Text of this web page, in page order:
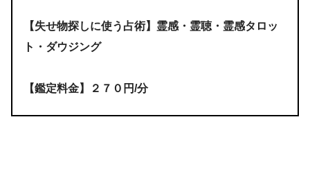
【失せ物探しに使う占術】霊感・霊聴・霊感タロッ
ト・ダウジング
【鑑定料金】２７０円/分